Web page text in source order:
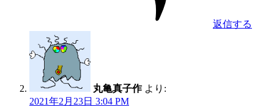
返信する
丸亀真子作 より:
2021年2月23日 3:04 PM